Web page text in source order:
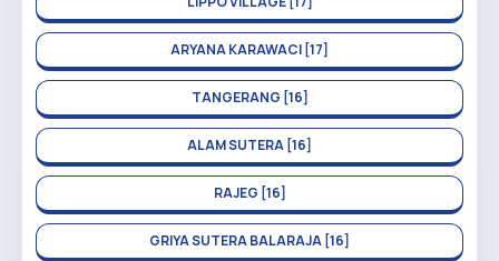
ARYANA KARAWACI [17]
TANGERANG [16]
ALAM SUTERA [16]
RAJEG [16]
GRIYA SUTERA BALARAJA [16]